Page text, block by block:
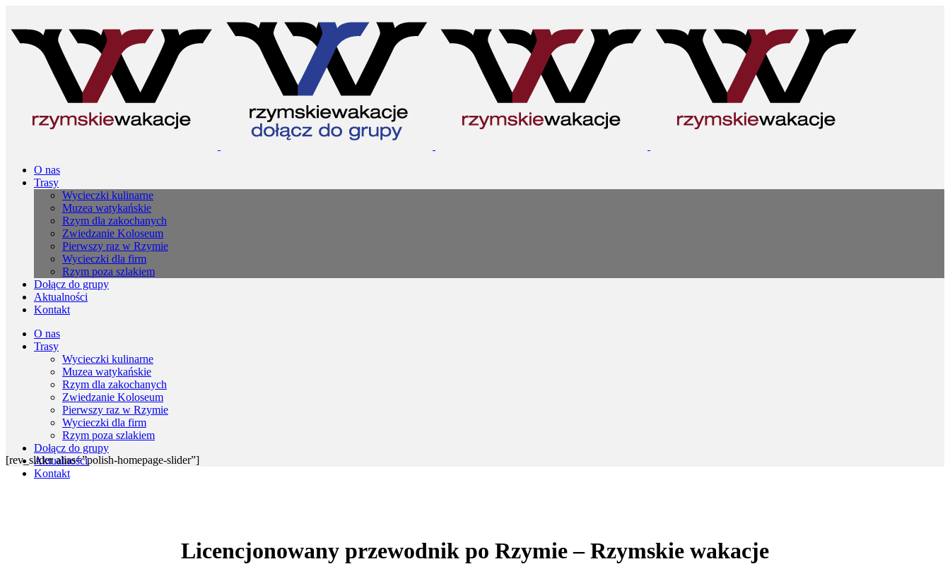
O nas
Trasy
Wycieczki kulinarne
Muzea watykańskie
Rzym dla zakochanych
Zwiedzanie Koloseum
Pierwszy raz w Rzymie
Wycieczki dla firm
Rzym poza szlakiem
Dołącz do grupy
Aktualności
Kontakt
O nas
Trasy
Wycieczki kulinarne
Muzea watykańskie
Rzym dla zakochanych
Zwiedzanie Koloseum
Pierwszy raz w Rzymie
Wycieczki dla firm
Rzym poza szlakiem
Dołącz do grupy
Aktualności
Kontakt
[rev_slider alias=”polish-homepage-slider”]
Licencjonowany przewodnik po Rzymie – Rzymskie wakacje